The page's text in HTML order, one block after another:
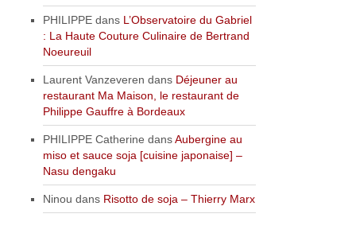
PHILIPPE dans L’Observatoire du Gabriel
: La Haute Couture Culinaire de Bertrand
Noeureuil
Laurent Vanzeveren dans Déjeuner au
restaurant Ma Maison, le restaurant de
Philippe Gauffre à Bordeaux
PHILIPPE Catherine dansAubergine au
miso et sauce soja [cuisine japonaise] –
Nasu dengaku
Ninou dans Risotto de soja – Thierry Marx